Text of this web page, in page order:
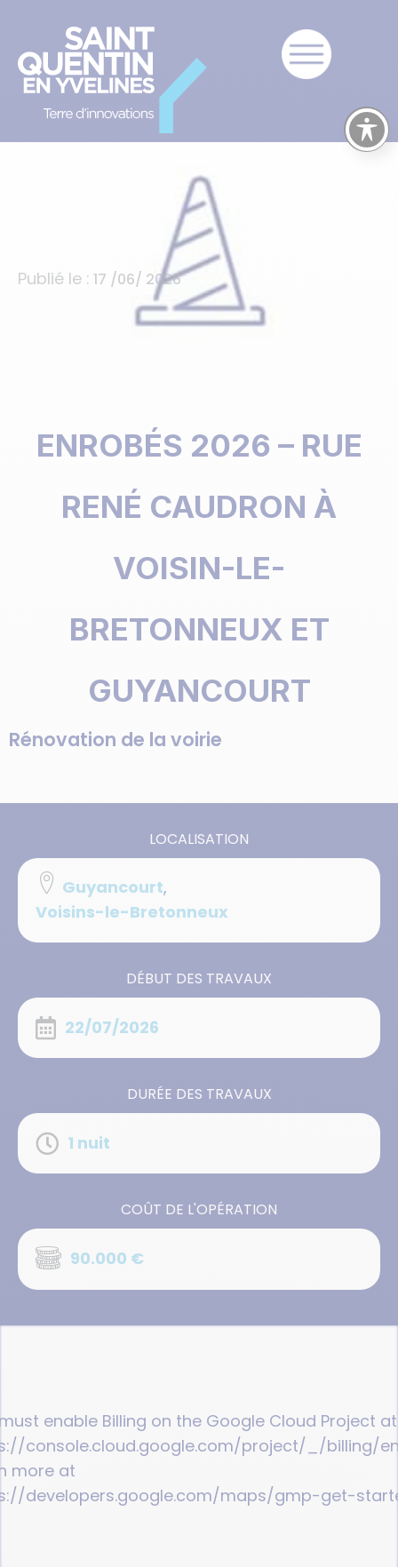
Publié le : 17 /06/ 2026
ENROBÉS 2026 – RUE
RENÉ CAUDRON À
VOISIN-LE-
BRETONNEUX ET
GUYANCOURT
Rénovation de la voirie
LOCALISATION
Guyancourt,
Voisins-le-Bretonneux
DÉBUT DES TRAVAUX
22/07/2026
DURÉE DES TRAVAUX
1 nuit
COÛT DE L'OPÉRATION
90.000 €
enable Billing on the Google Cloud Project at
console.cloud.google.com/project/_/billing/
more at
developers.google.com/maps/gmp-get-